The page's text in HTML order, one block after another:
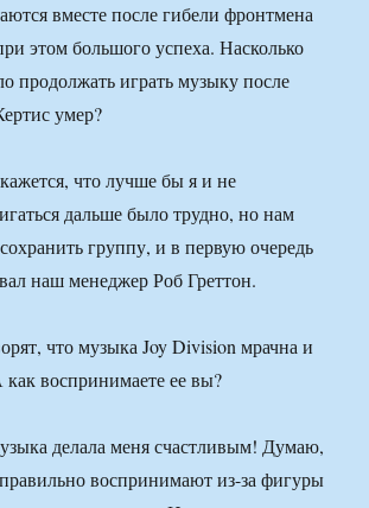
вместе после гибели фронтмена
этом большого успеха. Насколько
продолжать играть музыку после
умер?
что лучше бы я и не
дальше было трудно, но нам
сохранить группу, и в первую очередь
наш менеджер Роб Греттон.
что музыка Joy Division мрачна и
как воспринимаете ее вы?
делала меня счастливым! Думаю,
воспринимают из-за фигуры